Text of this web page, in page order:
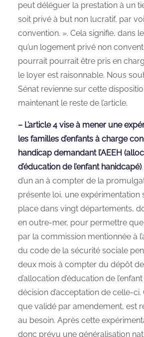
peut déléguer la prestation à un
soit privé à but non lucratif, par
convention. ». Cela signifie, dans
qu’un logement privé non
pourrait pourrait être pris en
le loyer est raisonnable. Nous
Sénat revienne sur cette
maintenant le reste de l’article.
– L’article 4 vise à mener une
les familles d’enfants à charge
handicap demandant l’AEEH
d’éducation de l’enfant hanidcapé)
d’un an à compter de la
présente loi, une expérimentation
place dans vingt départements,
en outre‑mer, pour permettre
par la commission mentionnée à
du code de la sécurité sociale
deux mois à compter du dépôt
d’allocation d’éducation de
décision d’acceptation de
que validé par amendement, est
au besoin. Après cette
donc prévu une généralisation